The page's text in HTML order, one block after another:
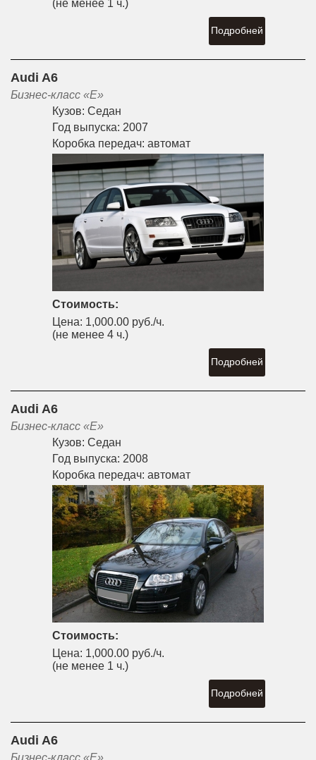
(не менее 1 ч.)
Подробней
Audi A6
Бизнес-класс «E»
Кузов: Седан
Год выпуска: 2007
Коробка передач: автомат
Стоимость:
Цена: 1,000.00 руб./ч.
(не менее 4 ч.)
Подробней
Audi A6
Бизнес-класс «E»
Кузов: Седан
Год выпуска: 2008
Коробка передач: автомат
Стоимость:
Цена: 1,000.00 руб./ч.
(не менее 1 ч.)
Подробней
Audi A6
Бизнес-класс «E»